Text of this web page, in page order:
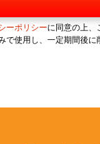
ーポリシーに同意の上、
使用し、一定期間後に